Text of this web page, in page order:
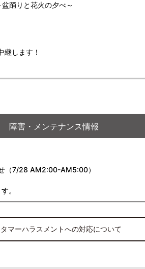
踊りと花火の夕べ～
継します！
障害・メンテナンス情報
（7/28 AM2:00-AM5:00）
。
マーハラスメントへの対応について